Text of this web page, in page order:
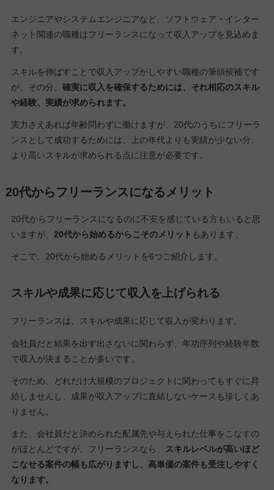
エンジニアやシステムエンジニアなど、ソフトウェア・インター
ネット関連の職種はフリーランスになって収入アップを見込めま
す。
スキルを伸ばすことで収入アップがしやすい職種の筆頭候補です
が、その分、 確実に収入を確保するためには、それ相応のスキル
や経験、実績が求められます。
実力さえあれば年齢問わずに働けますが、20代のうちにフリーラ
ンスとして成功するためには、上の年代よりも実績が少ない分、
より高いスキルが求められる点に注意が必要です。
20代からフリーランスになるメリット
20代からフリーランスになるのに不安を感じている方もいると思
いますが、 20代から始めるからこそのメリット もあります。
そこで、20代から始めるメリットを6つご紹介します。
スキルや成果に応じて収入を上げられる
フリーランスは、スキルや成果に応じて収入が変わります。
会社員だと結果を出す出さないに関わらず、年功序列や経験年数
で収入が決まることが多いです。
そのため、どれだけ大規模のプロジェクトに関わってもすぐに昇
給しませんし、成果が収入アップに直結しないケースも珍しくあ
りません。
また、会社員だと決められた配属先や与えられた仕事をこなすの
がほとんどですが、フリーランスなら、
スキルレベルが高いほど
こなせる案件の幅も広がりますし、高単価の案件も受注しやすく
なります。